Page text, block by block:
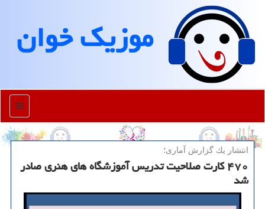
موزیك خوان
منو
انتشار یك گزارش آماری؛
۴۷۰ كارت صلاحیت تدریس آموزشگاه های هنری صادر
شد